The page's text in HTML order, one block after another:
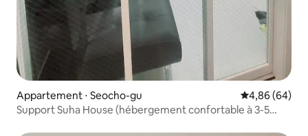
Appartement ⋅ Seocho-gu Évaluation
4,86 (64)
Support Suha House (hébergement confortable à 3-5